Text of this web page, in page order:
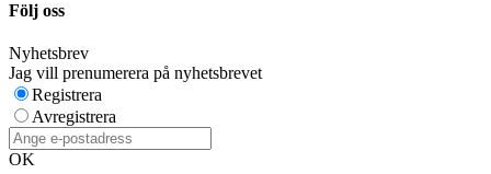
Följ oss
Nyhetsbrev
Jag vill prenumerera på nyhetsbrevet
Registrera
Avregistrera
OK